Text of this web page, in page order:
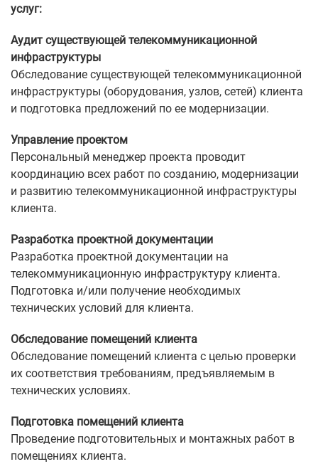
услуг:
Аудит существующей телекоммуникационной
инфраструктуры
Обследование существующей телекоммуникационной
инфраструктуры (оборудования, узлов, сетей) клиента
и подготовка предложений по ее модернизации.
Управление проектом
Персональный менеджер проекта проводит
координацию всех работ по созданию, модернизации
и развитию телекоммуникационной инфраструктуры
клиента.
Разработка проектной документации
Разработка проектной документации на
телекоммуникационную инфраструктуру клиента.
Подготовка и/или получение необходимых
технических условий для клиента.
Обследование помещений клиента
Обследование помещений клиента с целью проверки
их соответствия требованиям, предъявляемым в
технических условиях.
Подготовка помещений клиента
Проведение подготовительных и монтажных работ в
помещениях клиента.